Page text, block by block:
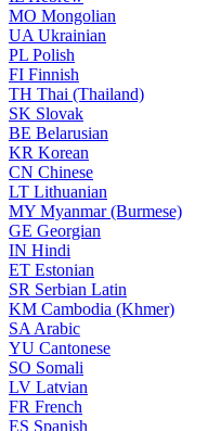
MO Mongolian
UA Ukrainian
PL Polish
FI Finnish
TH Thai (Thailand)
SK Slovak
BE Belarusian
KR Korean
CN Chinese
LT Lithuanian
MY Myanmar (Burmese)
GE Georgian
IN Hindi
ET Estonian
SR Serbian Latin
KM Cambodia (Khmer)
SA Arabic
YU Cantonese
SO Somali
LV Latvian
FR French
ES Spanish